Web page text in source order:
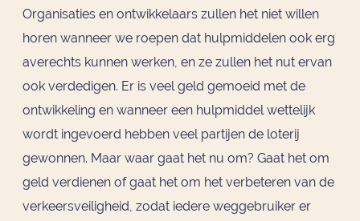
Organisaties en ontwikkelaars zullen het niet willen
horen wanneer we roepen dat hulpmiddelen ook erg
averechts kunnen werken, en ze zullen het nut ervan
ook verdedigen. Er is veel geld gemoeid met de
ontwikkeling en wanneer een hulpmiddel wettelijk
wordt ingevoerd hebben veel partijen de loterij
gewonnen. Maar waar gaat het nu om? Gaat het om
geld verdienen of gaat het om het verbeteren van de
verkeersveiligheid, zodat iedere weggebruiker er